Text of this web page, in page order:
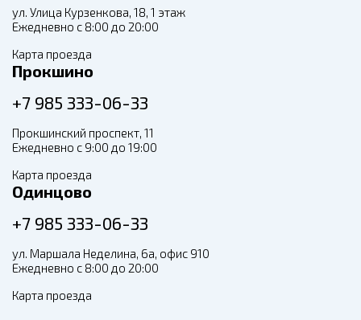
ул. Улица Курзенкова, 18, 1 этаж
Ежедневно с 8:00 до 20:00
Карта проезда
Прокшино
+7 985 333-06-33
Прокшинский проспект, 11
Ежедневно с 9:00 до 19:00
Карта проезда
Одинцово
+7 985 333-06-33
ул. Маршала Неделина, 6а, офис 910
Ежедневно с 8:00 до 20:00
Карта проезда